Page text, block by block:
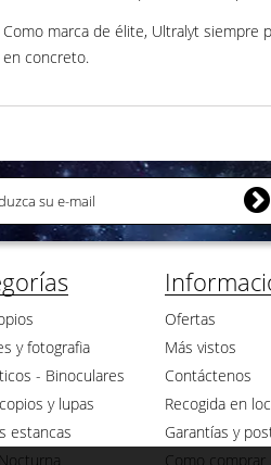
Como marca de élite, Ultralyt siempre
en concreto.
y fotografia
- Binoculares
y lupas
estancas
Ofertas
Más vistos
Contáctenos
Recogida en
Garantías y
Como comprar